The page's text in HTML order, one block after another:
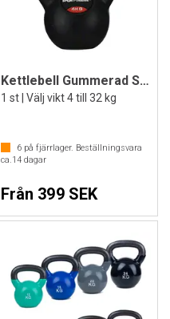
Kettlebell Gummerad Sport-Thieme
1 st | Välj vikt 4 till 32 kg
6på fjärrlager. Beställningsvara
ca.14dagar
Från 399 SEK